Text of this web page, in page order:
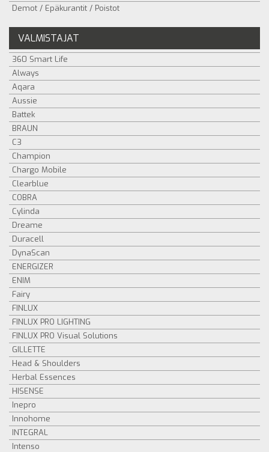
Demot / Epäkurantit / Poistot
VALMISTAJAT
360 Smart Life
Always
Aqara
Aussie
Battek
BRAUN
C3
Champion
Chargo Mobile
Clearblue
COBRA
Cylinda
Dreame
Duracell
DynaScan
ENERGIZER
ENIM
Fairy
FINLUX
FINLUX PRO LIGHTING
FINLUX PRO Visual Solutions
GILLETTE
Head & Shoulders
Herbal Essences
HISENSE
Inepro
Innohome
INTEGRAL
Intenso